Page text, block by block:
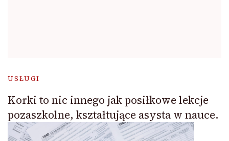
USŁUGI
Korki to nic innego jak posiłkowe lekcje
pozaszkolne, kształtujące asysta w nauce.